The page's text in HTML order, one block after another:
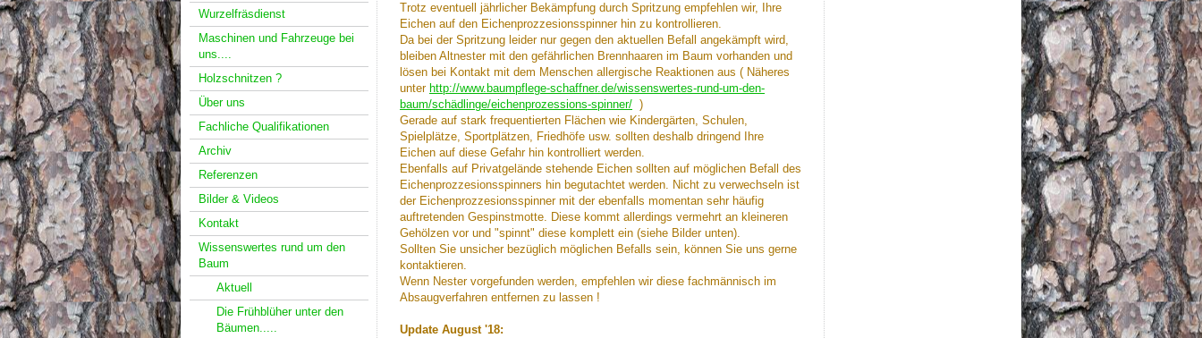
Wurzelfräsdienst
Maschinen und Fahrzeuge bei
uns....
Holzschnitzen ?
Über uns
Fachliche Qualifikationen
Archiv
Referenzen
Bilder & Videos
Kontakt
Wissenswertes rund um den
Baum
Aktuell
Die Frühblüher unter den
Bäumen.....
Trotz eventuell jährlicher Bekämpfung durch Spritzung empfehlen wir, Ihre
Eichen auf den Eichenprozzesionsspinner hin zu kontrollieren.
Da bei der Spritzung leider nur gegen den aktuellen Befall angekämpft wird,
bleiben Altnester mit den gefährlichen Brennhaaren im Baum vorhanden und
lösen bei Kontakt mit dem Menschen allergische Reaktionen aus ( Näheres
unter http://www.baumpflege-schaffner.de/wissenswertes-rund-um-den-
baum/schädlinge/eichenprozessions-spinner/ )
Gerade auf stark frequentierten Flächen wie Kindergärten, Schulen,
Spielplätze, Sportplätzen, Friedhöfe usw. sollten deshalb dringend Ihre
Eichen auf diese Gefahr hin kontrolliert werden.
Ebenfalls auf Privatgelände stehende Eichen sollten auf möglichen Befall des
Eichenprozzesionsspinners hin begutachtet werden. Nicht zu verwechseln ist
der Eichenprozzesionsspinner mit der ebenfalls momentan sehr häufig
auftretenden Gespinstmotte. Diese kommt allerdings vermehrt an kleineren
Gehölzen vor und "spinnt" diese komplett ein (siehe Bilder unten).
Sollten Sie unsicher bezüglich möglichen Befalls sein, können Sie uns gerne
kontaktieren.
Wenn Nester vorgefunden werden, empfehlen wir diese fachmännisch im
Absaugverfahren entfernen zu lassen !
Update August '18: